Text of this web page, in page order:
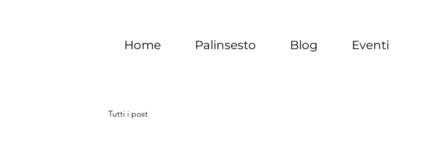
Home Palinsesto Blog Eventi
Tutti i post